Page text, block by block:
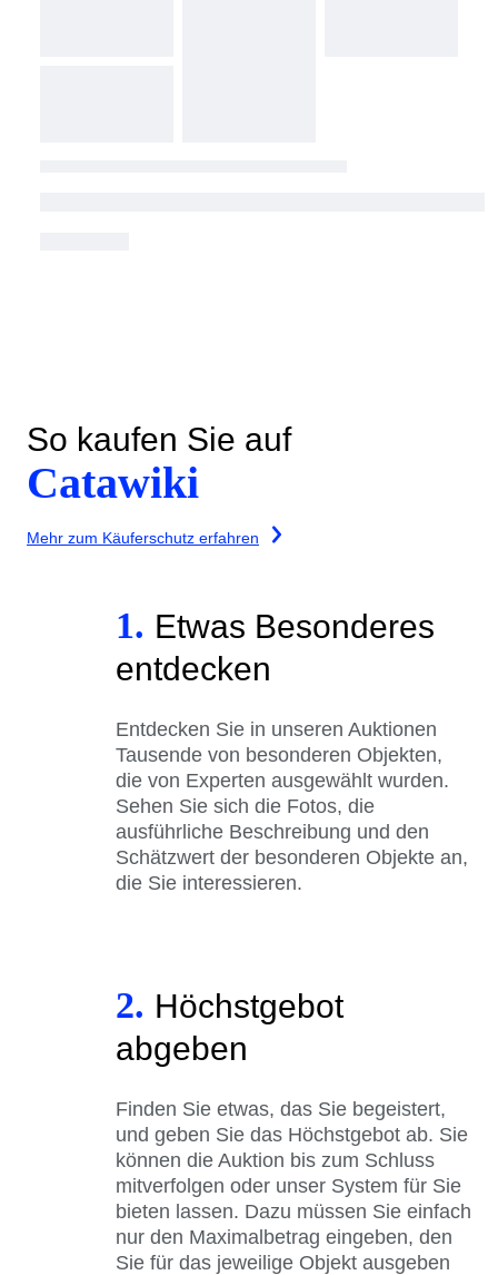
So kaufen Sie auf
Catawiki
Mehr zum Käuferschutz erfahren
1. Etwas Besonderes
entdecken
Entdecken Sie in unseren Auktionen
Tausende von besonderen Objekten,
die von Experten ausgewählt wurden.
Sehen Sie sich die Fotos, die
ausführliche Beschreibung und den
Schätzwert der besonderen Objekte an,
die Sie interessieren.
2. Höchstgebot
abgeben
Finden Sie etwas, das Sie begeistert,
und geben Sie das Höchstgebot ab. Sie
können die Auktion bis zum Schluss
mitverfolgen oder unser System für Sie
bieten lassen. Dazu müssen Sie einfach
nur den Maximalbetrag eingeben, den
Sie für das jeweilige Objekt ausgeben